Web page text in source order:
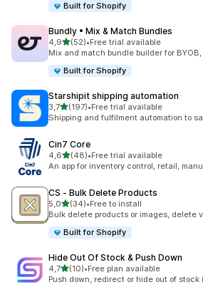
Built for Shopify
Bundly • Mix & Match Bundles
4,9z 5 hvězd
(52)
Celkový počet recenzí: 52
•Free trial available
Mix and match bundle builder for
Built for Shopify
Starshipit shipping automation
3,7z 5 hvězd
(197)
Celkový počet recenzí: 197
•Free trial available
Shipping and fulfilment automation to
Cin7 Core
4,6z 5 hvězd
(48)
Celkový počet recenzí: 48
•Free trial available
An app for inventory control, retail,
CS ‑ Bulk Delete Products
5,0z 5 hvězd
(34)
Celkový počet recenzí: 34
•Free to install
Bulk delete products or images, delete
Built for Shopify
Hide Out Of Stock & Push Down
4,7z 5 hvězd
(10)
Celkový počet recenzí: 10
•Free plan available
Push down, redirect or hide out of